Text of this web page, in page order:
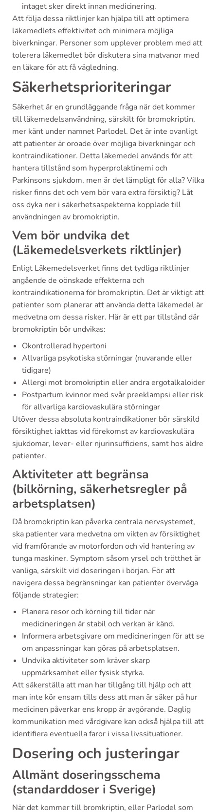
intaget sker direkt innan medicinering.
Att följa dessa riktlinjer kan hjälpa till att optimera
läkemedlets effektivitet och minimera möjliga
biverkningar. Personer som upplever problem med att
tolerera läkemedlet bör diskutera sina matvanor med
en läkare för att få vägledning.
Säkerhetsprioriteringar
Säkerhet är en grundläggande fråga när det kommer
till läkemedelsanvändning, särskilt för bromokriptin,
mer känt under namnet Parlodel. Det är inte ovanligt
att patienter är oroade över möjliga biverkningar och
kontraindikationer. Detta läkemedel används för att
hantera tillstånd som hyperprolaktinemi och
Parkinsons sjukdom, men är det lämpligt för alla? Vilka
risker finns det och vem bör vara extra försiktig? Låt
oss dyka ner i säkerhetsaspekterna kopplade till
användningen av bromokriptin.
Vem bör undvika det
(Läkemedelsverkets riktlinjer)
Enligt Läkemedelsverket finns det tydliga riktlinjer
angående de oönskade effekterna och
kontraindikationerna för bromokriptin. Det är viktigt att
patienter som planerar att använda detta läkemedel är
medvetna om dessa risker. Här är ett par tillstånd där
bromokriptin bör undvikas:
Okontrollerad hypertoni
Allvarliga psykotiska störningar (nuvarande eller
tidigare)
Allergi mot bromokriptin eller andra ergotalkaloider
Postpartum kvinnor med svår preeklampsi eller risk
för allvarliga kardiovaskulära störningar
Utöver dessa absoluta kontraindikationer bör särskild
försiktighet iakttas vid förekomst av kardiovaskulära
sjukdomar, lever- eller njurinsufficiens, samt hos äldre
patienter.
Aktiviteter att begränsa
(bilkörning, säkerhetsregler på
arbetsplatsen)
Då bromokriptin kan påverka centrala nervsystemet,
ska patienter vara medvetna om vikten av försiktighet
vid framförande av motorfordon och vid hantering av
tunga maskiner. Symptom såsom yrsel och trötthet är
vanliga, särskilt vid doseringen i början. För att
navigera dessa begränsningar kan patienter överväga
följande strategier:
Planera resor och körning till tider när
medicineringen är stabil och verkan är känd.
Informera arbetsgivare om medicineringen för att se
om anpassningar kan göras på arbetsplatsen.
Undvika aktiviteter som kräver skarp
uppmärksamhet eller fysisk styrka.
Att säkerställa att man har tillgång till hjälp och att
man inte kör ensam tills dess att man är säker på hur
medicinen påverkar ens kropp är avgörande. Daglig
kommunikation med vårdgivare kan också hjälpa till att
identifiera eventuella faror i vissa livssituationer.
Dosering och justeringar
Allmänt doseringsschema
(standarddoser i Sverige)
När det kommer till bromkriptin, eller Parlodel som